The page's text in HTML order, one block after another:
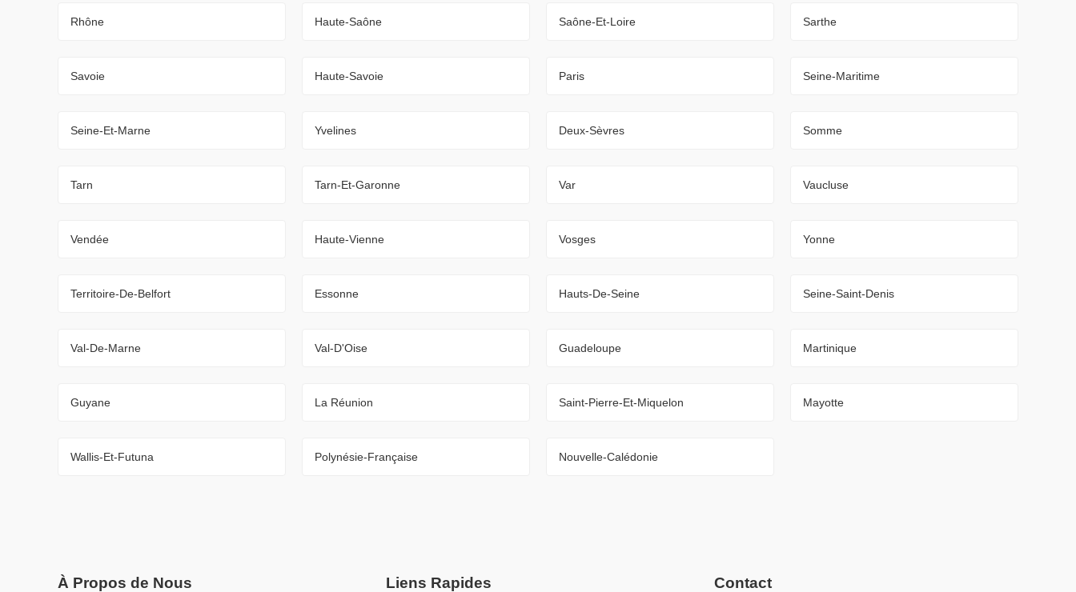
Rhône Haute-Saône Saône-Et-Loire Sarthe
Savoie Haute-Savoie Paris Seine-Maritime
Seine-Et-Marne Yvelines Deux-Sèvres Somme
Tarn Tarn-Et-Garonne Var Vaucluse
Vendée Haute-Vienne Vosges Yonne
Territoire-De-Belfort Essonne Hauts-De-Seine Seine-Saint-Denis
Val-De-Marne Val-D'Oise Guadeloupe Martinique
Guyane La Réunion Saint-Pierre-Et-Miquelon Mayotte
Wallis-Et-Futuna Polynésie-Française Nouvelle-Calédonie
À Propos de Nous Liens Rapides Contact